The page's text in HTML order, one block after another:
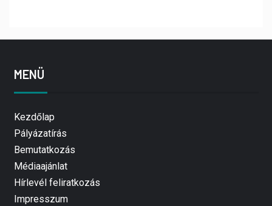
MENÜ
Kezdőlap
Pályázatírás
Bemutatkozás
Médiaajánlat
Hírlevél feliratkozás
Impresszum